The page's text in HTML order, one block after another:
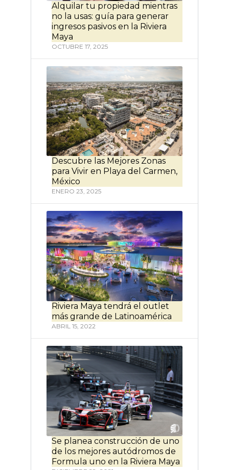
Alquilar tu propiedad mientras
no la usas: guía para generar
ingresos pasivos en la Riviera
Maya
OCTUBRE 17, 2025
Descubre las Mejores Zonas
para Vivir en Playa del Carmen,
México
ENERO 23, 2025
Riviera Maya tendrá el outlet
más grande de Latinoamérica
ABRIL 15, 2022
Se planea construcción de uno
de los mejores autódromos de
Formula uno en la Riviera Maya